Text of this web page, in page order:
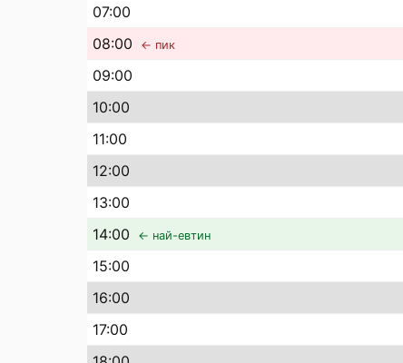
07:00
08:00 ← пик
09:00
10:00
11:00
12:00
13:00
14:00 ← най-евтин
15:00
16:00
17:00